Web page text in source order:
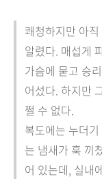
쾌청하지만 아
알렸다. 매섭게
가슴에 묻고 승
어섰다. 하지만
쩔 수 없다.
복도에는 누더
는 냄새가 훅 끼
어 있는데, 실내